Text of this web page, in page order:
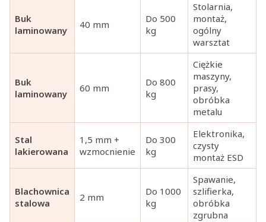
Buk
laminowany
40 mm
Do 500
kg
Stolarnia,
montaż,
ogólny
warsztat
Buk
laminowany
60 mm
Do 800
kg
Ciężkie
maszyny,
prasy,
obróbka
metalu
Stal
lakierowana
1,5 mm +
wzmocnienie
Do 300
kg
Elektronika,
czysty
montaż ESD
Blachownica
stalowa
2 mm
Do 1000
kg
Spawanie,
szlifierka,
obróbka
zgrubna